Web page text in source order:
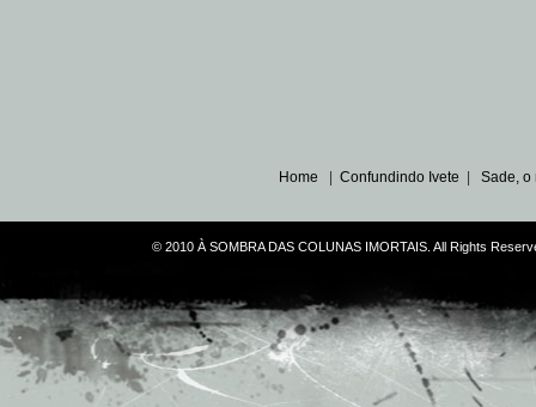
Home Confundindo Ivete Sade, o
© 2010 À SOMBRA DAS COLUNAS IMORTAIS. All Rights